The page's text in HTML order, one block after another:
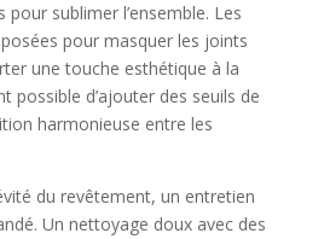
sublimer l’ensemble. Les
pour masquer les joints
une touche esthétique à la
possible d’ajouter des seuils de
harmonieuse entre les
du revêtement, un entretien
Un nettoyage doux avec des